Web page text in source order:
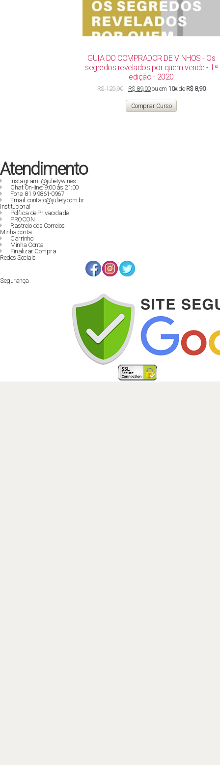
GUIA DO COMPRADOR DE VINHOS - Os
segredos revelados por quem vende - 1ª
edição - 2020
R$129,90
original
era:
R$ 129,90.
R$ 89,00O
atual
é:
R$ 89,00.
ou em 10xde R$ 8,90
Comprar Curso
Atendimento
Instagram: @julietywines
Chat On-line: 9:00 às 21:00
Fone: 81 9 9861-0967
Email: contato@juliety.com.br
Institucional
Política de Privacidade
PROCON
Rastreio dos Correios
Minha conta
Carrinho
Minha Conta
Finalizar Compra
Redes Sociais
Segurança